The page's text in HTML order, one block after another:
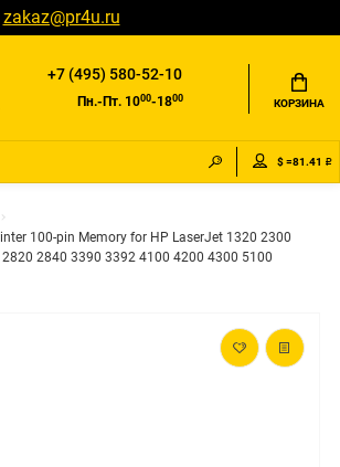
zakaz@pr4u.ru
+7 (495) 580-52-10
Пн.-Пт. 1000-1800 КОРЗИНА
$ =81.41 ₽
100-pin Memory for HP LaserJet 1320 2300
2840 3390 3392 4100 4200 4300 5100